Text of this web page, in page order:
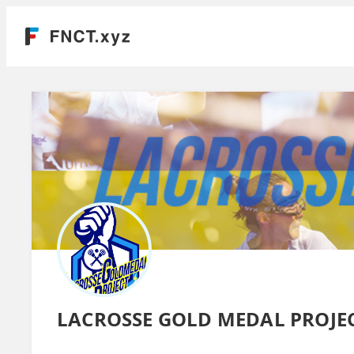
LACROSSE GOLD MEDAL